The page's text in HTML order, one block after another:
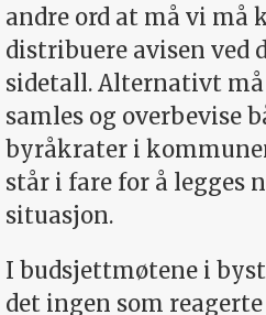
andre ord at må vi må
distribuere avisen ved
sidetall. Alternativt
samles og overbevise
byråkrater i
står i fare for å legges
situasjon.
I budsjettmøtene i
det ingen som